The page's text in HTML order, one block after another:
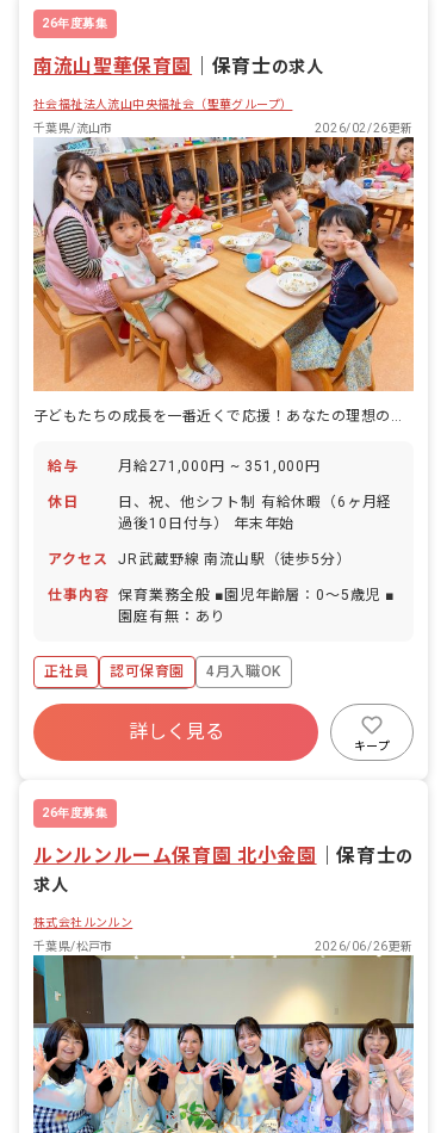
26年度募集
南流山聖華保育園 保育士の求人
社会福祉法人流山中央福祉会（聖華グループ）
千葉県/流山市
2026/02/26更新
子どもたちの成長を一番近くで応援！あなたの理想の保育をここで実現。
給与 月給271,000円 ~ 351,000円
休日
日、祝、他シフト制 有給休暇（6ヶ月経
過後10日付与） 年末年始
アクセス JR武蔵野線 南流山駅（徒歩5分）
仕事内容 保育業務全般 ■園児年齢層：0～5歳児 ■
園庭有無：あり
正社員 認可保育園
4月入職OK
ボーナス・賞与あり
寮・住宅・家賃補助あり
社会保険完備
残業少なめ
詳しく見る
キープ
26年度募集
ルンルンルーム保育園 北小金園 ｜保育士の
求人
株式会社ルンルン
千葉県/松戸市
2026/06/26更新